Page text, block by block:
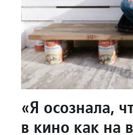
«Я осознала,
в кино как на